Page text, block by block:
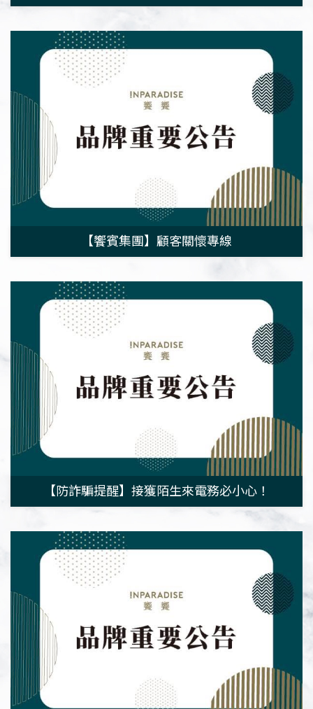
【饗賓集團】顧客關懷專線
【防詐騙提醒】接獲陌生來電務必小心！